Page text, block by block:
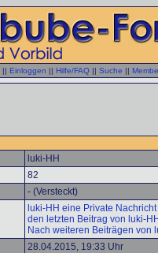
|| Einloggen || Hilfe/FAQ || Suche ||
luki-HH
82
- (Versteckt)
luki-HH eine Private
den letzten Beitrag von luki-
Nach weiteren Beiträgen von
28.04.2015, 19:33 Uhr